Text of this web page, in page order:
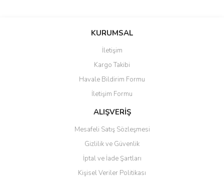
KURUMSAL
İletişim
Kargo Takibi
Havale Bildirim Formu
İletişim Formu
ALIŞVERİŞ
Mesafeli Satış Sözleşmesi
Gizlilik ve Güvenlik
İptal ve İade Şartları
Kişisel Veriler Politikası